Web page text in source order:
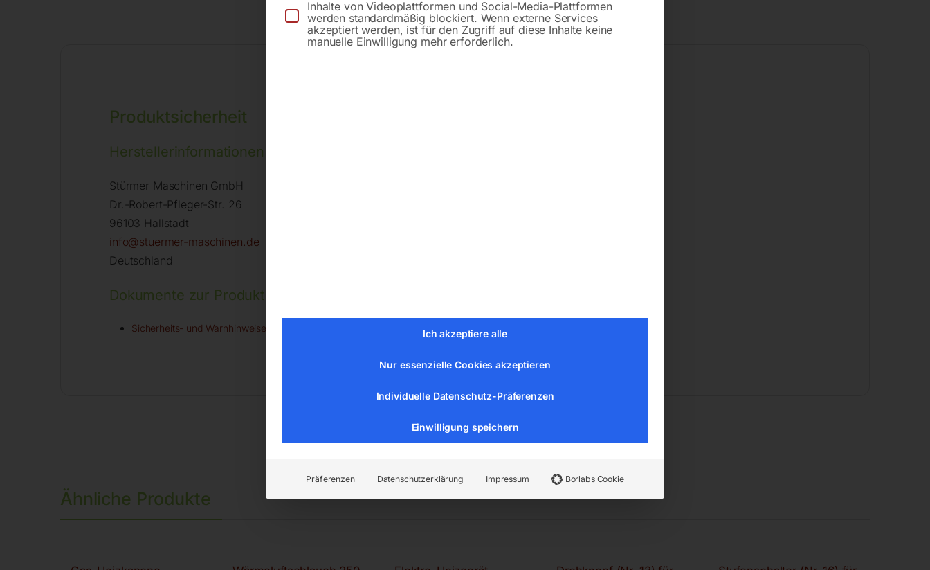
Produktsicherheit
Produktsicherheit
Herstellerinformationen
Stürmer Maschinen GmbH
Dr.-Robert-Pfleger-Str. 26
96103 Hallstadt
info@stuermer-maschinen.de
Deutschland
Dokumente zur Produktsicherheit
Sicherheits- und Warnhinweise
Ähnliche Produkte
Inhalte von Videoplattformen und Social-Media-Plattformen
werden standardmäßig blockiert. Wenn externe Services
akzeptiert werden, ist für den Zugriff auf diese Inhalte keine
manuelle Einwilligung mehr erforderlich.
Ich akzeptiere alle
Nur essenzielle Cookies akzeptieren
Individuelle Datenschutz-Präferenzen
Einwilligung speichern
Präferenzen Datenschutzerklärung Impressum Borlabs Cookie